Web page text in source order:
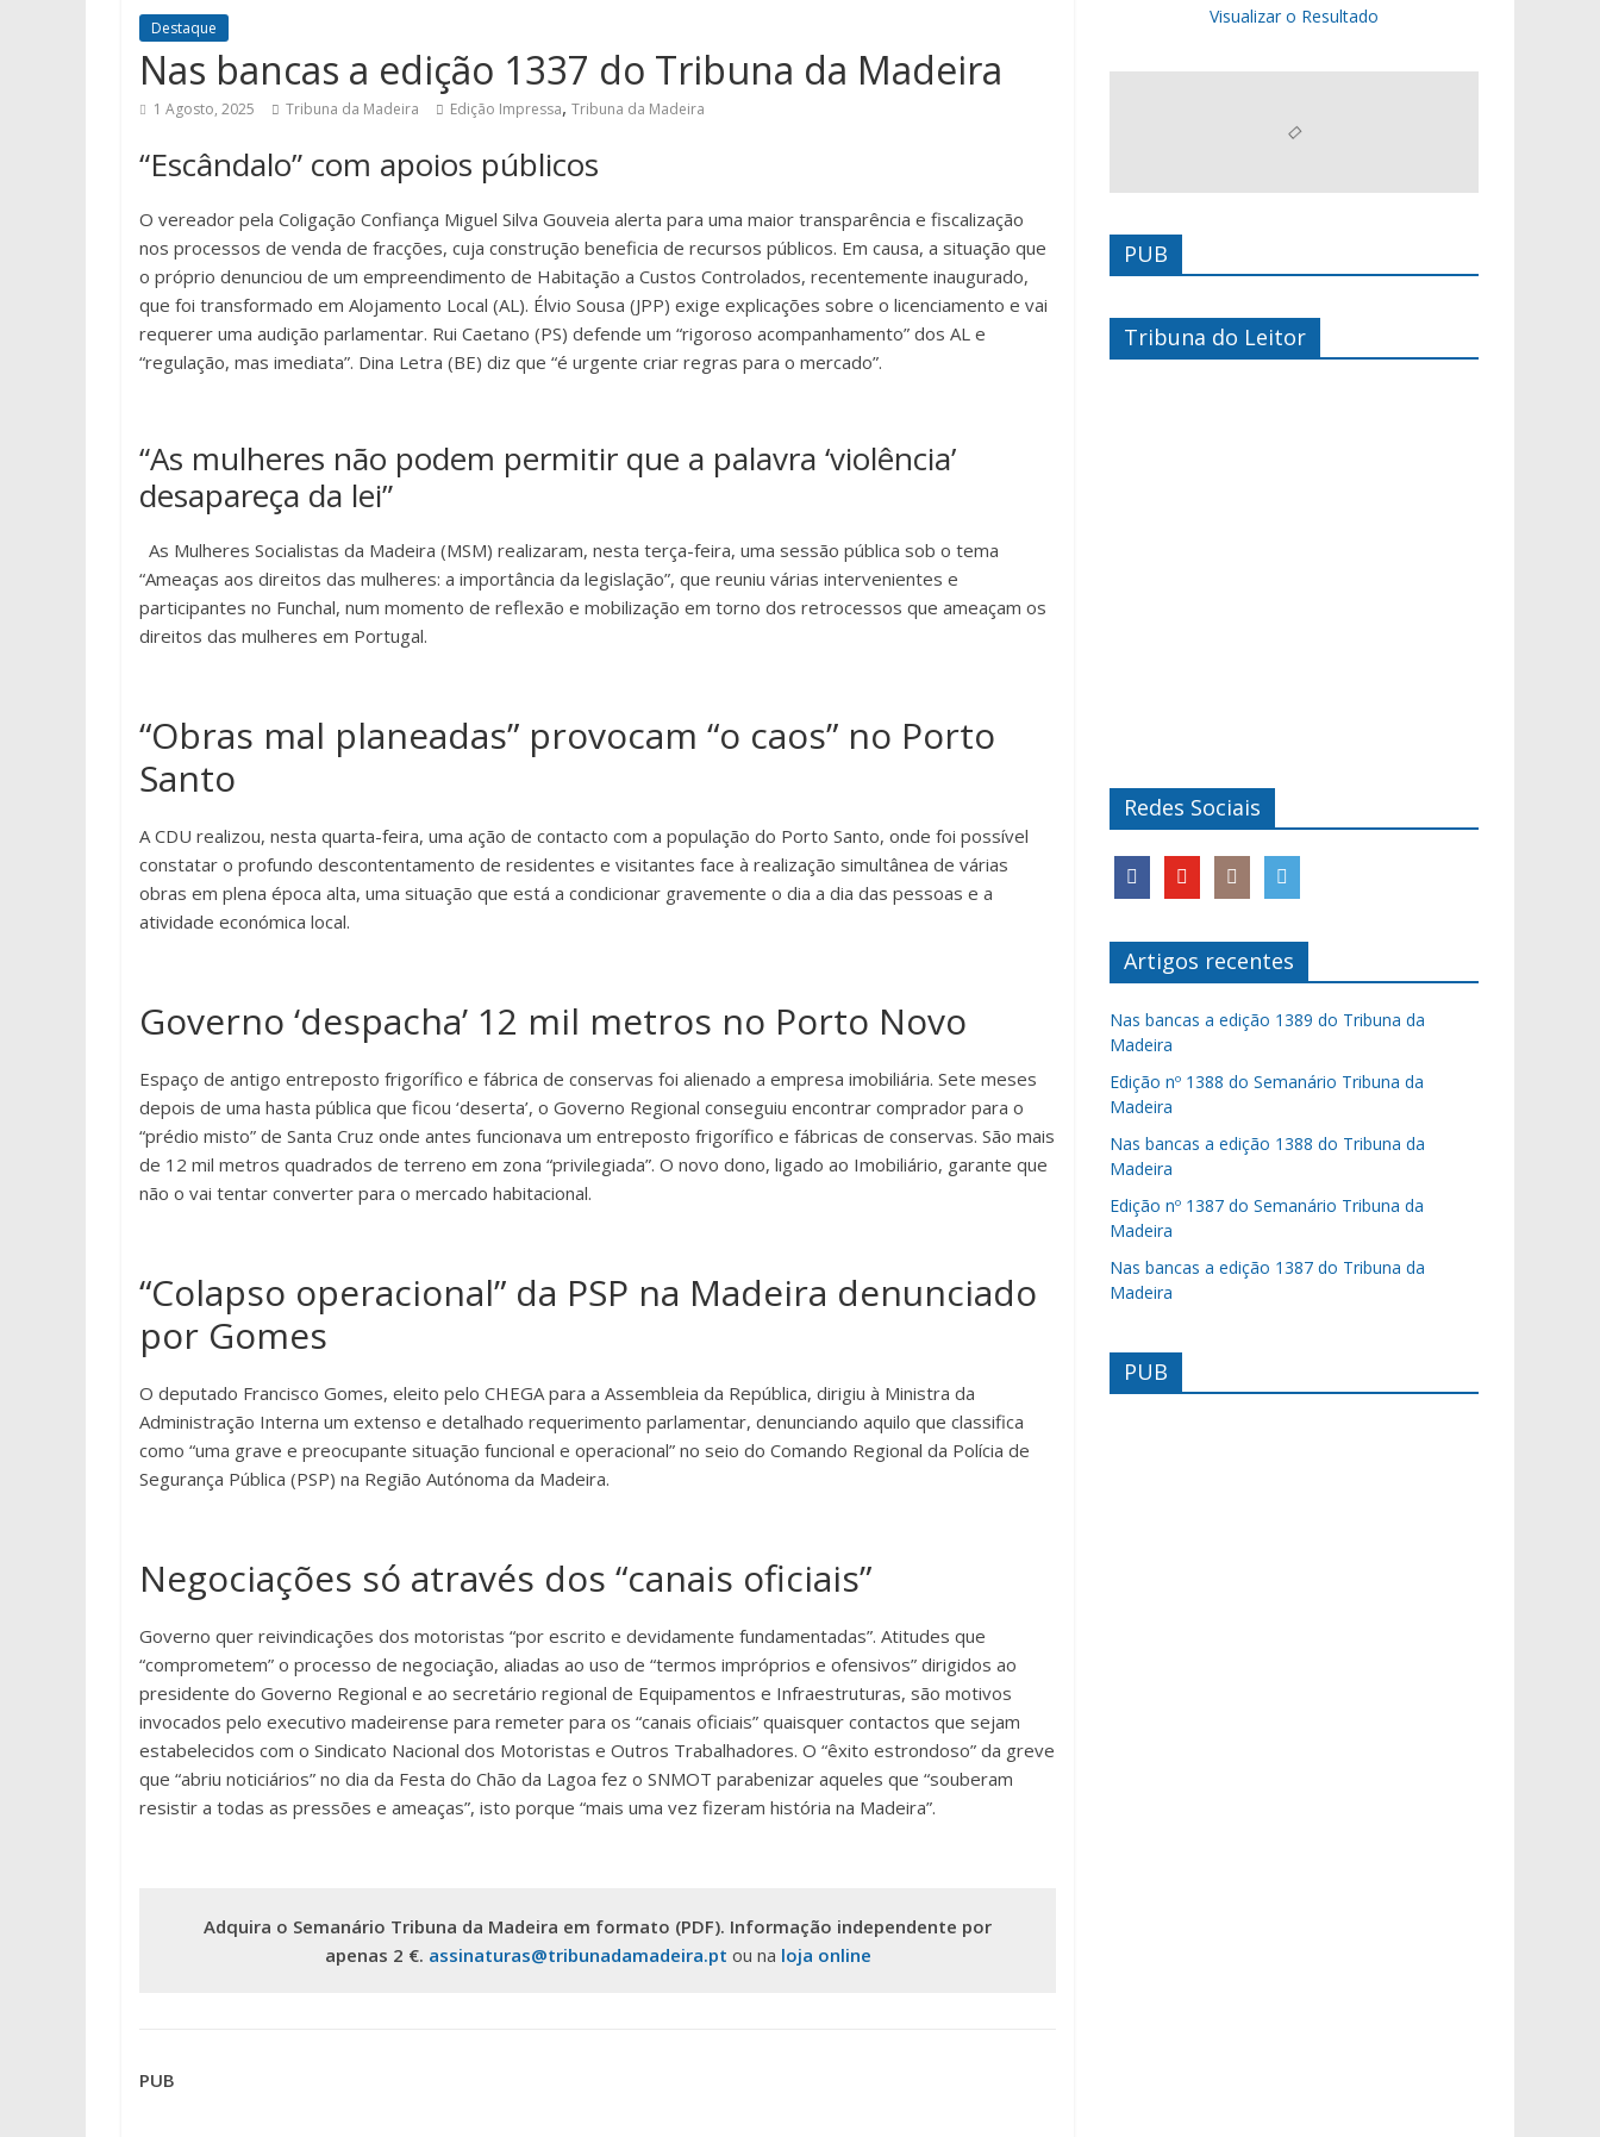
Destaque
Nas bancas a edição 1337 do Tribuna da Madeira
1 Agosto, 2025 Tribuna da Madeira Edição Impressa, Tribuna da Madeira
“Escândalo” com apoios públicos
O vereador pela Coligação Confiança Miguel Silva Gouveia alerta para uma maior transparência e fiscalização
nos processos de venda de fracções, cuja construção beneficia de recursos públicos. Em causa, a situação que
o próprio denunciou de um empreendimento de Habitação a Custos Controlados, recentemente inaugurado,
que foi transformado em Alojamento Local (AL). Élvio Sousa (JPP) exige explicações sobre o licenciamento e vai
requerer uma audição parlamentar. Rui Caetano (PS) defende um “rigoroso acompanhamento” dos AL e
“regulação, mas imediata”. Dina Letra (BE) diz que “é urgente criar regras para o mercado”.
“As mulheres não podem permitir que a palavra ‘violência’
desapareça da lei”
As Mulheres Socialistas da Madeira (MSM) realizaram, nesta terça-feira, uma sessão pública sob o tema
“Ameaças aos direitos das mulheres: a importância da legislação”, que reuniu várias intervenientes e
participantes no Funchal, num momento de reflexão e mobilização em torno dos retrocessos que ameaçam os
direitos das mulheres em Portugal.
“Obras mal planeadas” provocam “o caos” no Porto
Santo
A CDU realizou, nesta quarta-feira, uma ação de contacto com a população do Porto Santo, onde foi possível
constatar o profundo descontentamento de residentes e visitantes face à realização simultânea de várias
obras em plena época alta, uma situação que está a condicionar gravemente o dia a dia das pessoas e a
atividade económica local.
Governo ‘despacha’ 12 mil metros no Porto Novo
Espaço de antigo entreposto frigorífico e fábrica de conservas foi alienado a empresa imobiliária. Sete meses
depois de uma hasta pública que ficou ‘deserta’, o Governo Regional conseguiu encontrar comprador para o
“prédio misto” de Santa Cruz onde antes funcionava um entreposto frigorífico e fábricas de conservas. São mais
de 12 mil metros quadrados de terreno em zona “privilegiada”. O novo dono, ligado ao Imobiliário, garante que
não o vai tentar converter para o mercado habitacional.
“Colapso operacional” da PSP na Madeira denunciado
por Gomes
O deputado Francisco Gomes, eleito pelo CHEGA para a Assembleia da República, dirigiu à Ministra da
Administração Interna um extenso e detalhado requerimento parlamentar, denunciando aquilo que classifica
como “uma grave e preocupante situação funcional e operacional” no seio do Comando Regional da Polícia de
Segurança Pública (PSP) na Região Autónoma da Madeira.
Negociações só através dos “canais oficiais”
Governo quer reivindicações dos motoristas “por escrito e devidamente fundamentadas”. Atitudes que
“comprometem” o processo de negociação, aliadas ao uso de “termos impróprios e ofensivos” dirigidos ao
presidente do Governo Regional e ao secretário regional de Equipamentos e Infraestruturas, são motivos
invocados pelo executivo madeirense para remeter para os “canais oficiais” quaisquer contactos que sejam
estabelecidos com o Sindicato Nacional dos Motoristas e Outros Trabalhadores. O “êxito estrondoso” da greve
que “abriu noticiários” no dia da Festa do Chão da Lagoa fez o SNMOT parabenizar aqueles que “souberam
resistir a todas as pressões e ameaças”, isto porque “mais uma vez fizeram história na Madeira”.
Adquira o Semanário Tribuna da Madeira em formato (PDF). Informação independente por
apenas 2 €. assinaturas@tribunadamadeira.pt ou na loja online
PUB
Visualizar o Resultado
PUB
Tribuna do Leitor
Redes Sociais
Artigos recentes
Nas bancas a edição 1389 do Tribuna da
Madeira
Edição nº 1388 do Semanário Tribuna da
Madeira
Nas bancas a edição 1388 do Tribuna da
Madeira
Edição nº 1387 do Semanário Tribuna da
Madeira
Nas bancas a edição 1387 do Tribuna da
Madeira
PUB